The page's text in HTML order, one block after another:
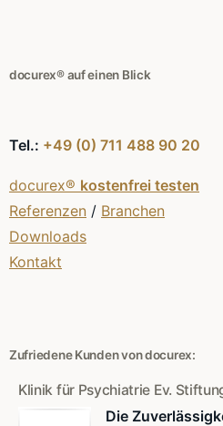
docurex® auf einen Blick
Tel.: +49 (0) 711 488 90 20
docurex® kostenfrei testen
Referenzen / Branchen
Downloads
Kontakt
Zufriedene Kunden von docurex:
Klinik für Psychiatrie Ev.
Die